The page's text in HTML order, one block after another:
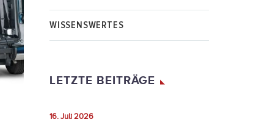
WISSENSWERTES
LETZTE BEITRÄGE
16. Juli 2026